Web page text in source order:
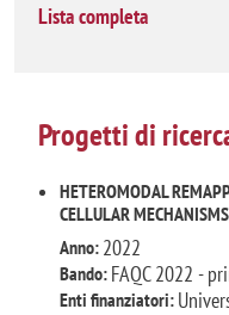
Lista completa
Progetti di
HETEROMODAL
CELLULAR
Anno: 2022
Bando: FAQC 2022 -
Enti finanziatori: